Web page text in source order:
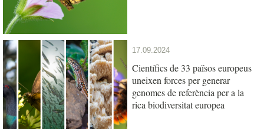
17.09.2024
Científics de 33 països europeus
uneixen forces per generar
genomes de referència per a la
rica biodiversitat europea